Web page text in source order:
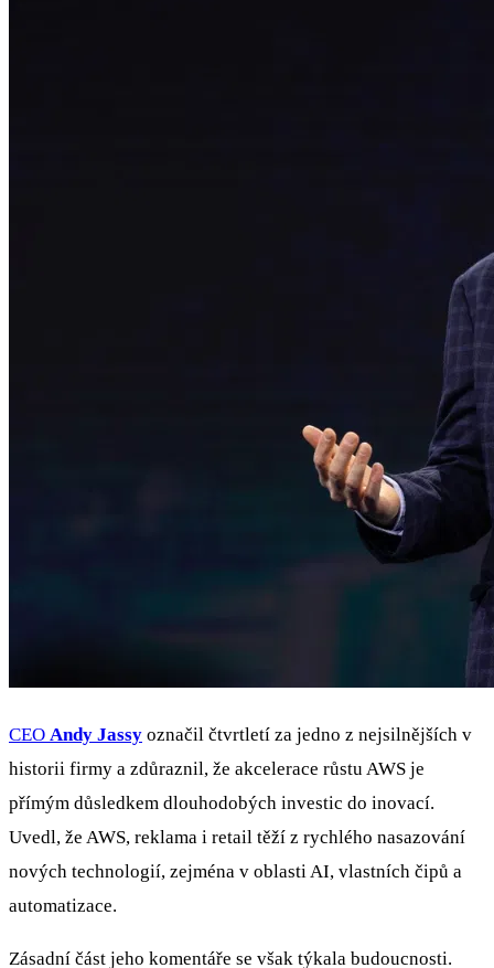
CEO Andy Jassy označil čtvrtletí za jedno z nejsilnějších v
historii firmy a zdůraznil, že akcelerace růstu AWS je
přímým důsledkem dlouhodobých investic do inovací.
Uvedl, že AWS, reklama i retail těží z rychlého nasazování
nových technologií, zejména v oblasti AI, vlastních čipů a
automatizace.
Zásadní část jeho komentáře se však týkala budoucnosti.